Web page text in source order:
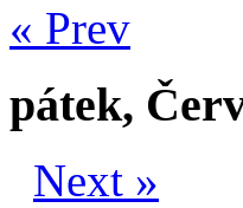
« Prev
pátek,
Next »